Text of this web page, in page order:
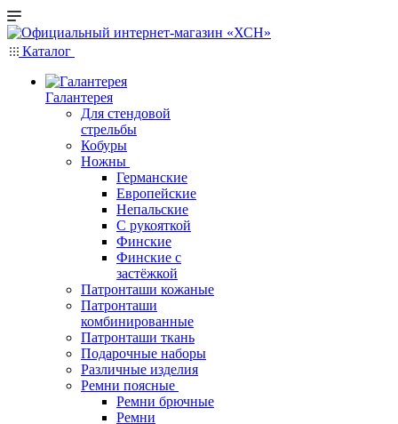
Каталог
Галантерея
Для стендовой
стрельбы
Кобуры
Ножны
Германские
Европейские
Непальские
С рукояткой
Финские
Финские с
застёжкой
Патронташи кожаные
Патронташи
комбинированные
Патронташи ткань
Подарочные наборы
Различные изделия
Ремни поясные
Ремни брючные
Ремни